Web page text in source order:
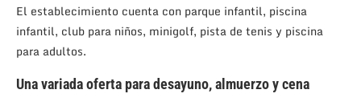
El establecimiento cuenta con parque infantil, piscina
infantil, club para niños, minigolf, pista de tenis y piscina
para adultos.
Una variada oferta para desayuno, almuerzo y cena